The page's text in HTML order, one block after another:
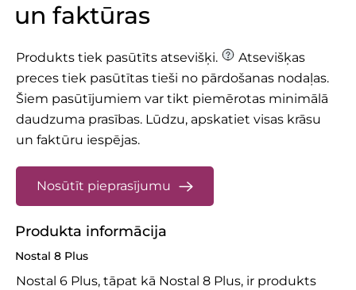
un faktūras
Produkts tiek pasūtīts atsevišķi.
Atsevišķas
preces tiek pasūtītas tieši no pārdošanas nodaļas.
Šiem pasūtījumiem var tikt piemērotas minimālā
daudzuma prasības. Lūdzu, apskatiet visas krāsu
un faktūru iespējas.
Nosūtīt pieprasījumu
Produkta informācija
Nostal 8 Plus
Nostal 6 Plus, tāpat kā Nostal 8 Plus, ir produkts